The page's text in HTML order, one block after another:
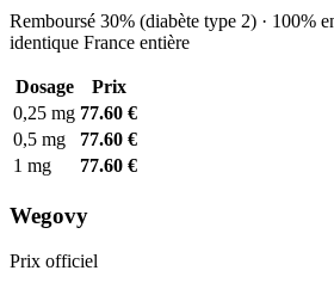
Remboursé 30% (diabète type 2) · 100%
identique France entière
Dosage
Prix
0,25 mg 77.60 €
0,5 mg
77.60 €
1 mg
77.60 €
Wegovy
Prix officiel